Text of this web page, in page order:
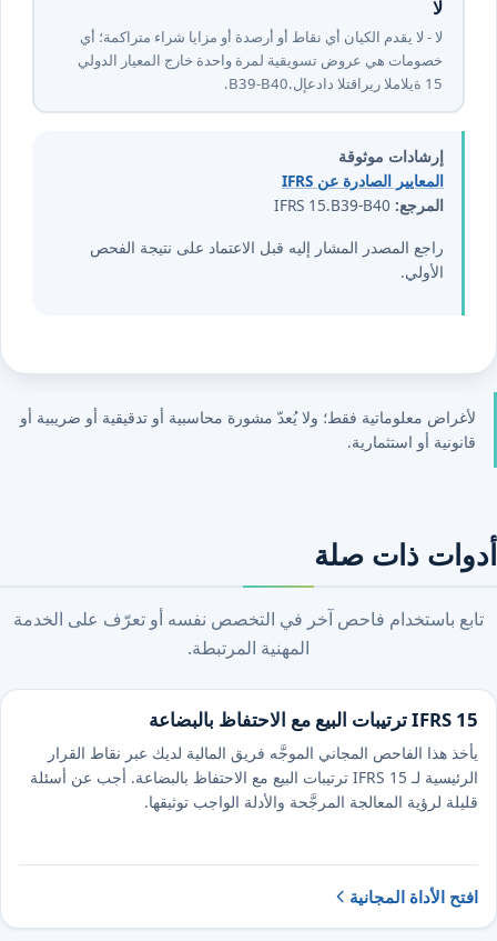
لا
لا - لا يقدم الكيان أي نقاط أو أرصدة أو مزايا شراء متراكمة؛ أي
خصومات هي عروض تسويقية لمرة واحدة خارج المعيار الدولي
لإعداد التقارير المالية ⁦15⁩.B39-B40.
إرشادات موثوقة
المعايير الصادرة عن IFRS
المرجع:
راجع المصدر المشار إليه قبل الاعتماد على نتيجة الفحص
الأولي.
لأغراض معلوماتية فقط؛ ولا يُعدّ مشورة محاسبية أو تدقيقية أو ضريبية أو
قانونية أو استثمارية.
أدوات ذات صلة
تابع باستخدام فاحص آخر في التخصص نفسه أو تعرّف على الخدمة
المهنية المرتبطة.
IFRS 15 ترتيبات البيع مع الاحتفاظ بالبضاعة
يأخذ هذا الفاحص المجاني الموجَّه فريق المالية لديك عبر نقاط القرار
الرئيسية لـ IFRS 15 ترتيبات البيع مع الاحتفاظ بالبضاعة. أجب عن أسئلة
قليلة لرؤية المعالجة المرجَّحة والأدلة الواجب توثيقها.
افتح الأداة المجانية